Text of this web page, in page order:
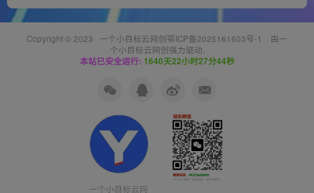
Copyright © 2023 · 一个小目标云网创鄂ICP备2025161603号-1 · 由一
个小目标云网创强力驱动.
本站已安全运行: 1640天22小时27分44秒
一个小目标云网